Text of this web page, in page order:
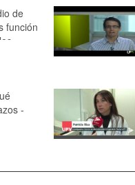
22:02 ·
Nuevo
3:30 · 2024